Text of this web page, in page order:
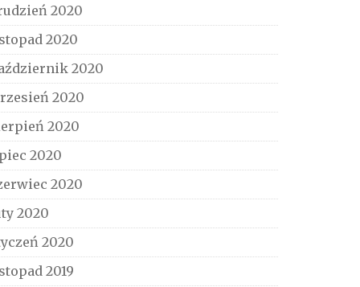
2020
2020
2020
2020
2020
2020
2020
2020
2020
2019